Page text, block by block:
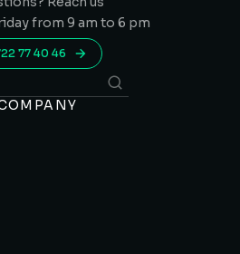
from 9 am to 6 pm
77 40 46